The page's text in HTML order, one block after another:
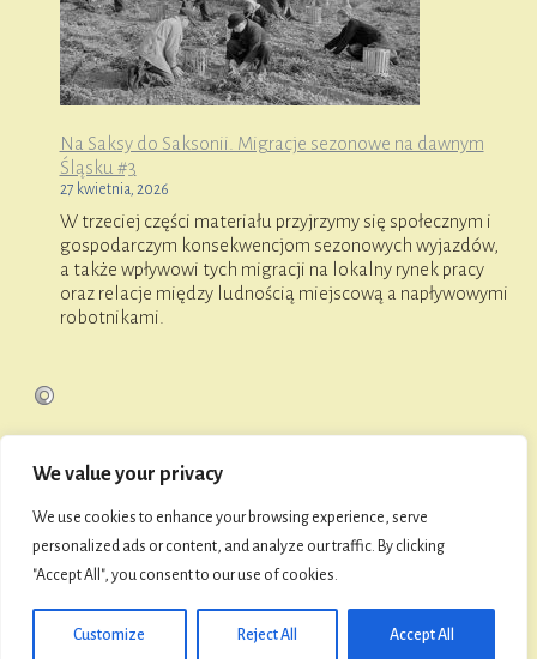
We value your privacy
We use cookies to enhance your browsing experience, serve
personalized ads or content, and analyze our traffic. By clicking
"Accept All", you consent to our use of cookies.
Customize Reject All Accept All
Na Saksy do Saksonii. Migracje sezonowe na dawnym
Śląsku #3
27 kwietnia, 2026
W trzeciej części materiału przyjrzymy się społecznym i
gospodarczym konsekwencjom sezonowych wyjazdów,
a także wpływowi tych migracji na lokalny rynek pracy
oraz relacje między ludnością miejscową a napływowymi
robotnikami.
O FaniMani